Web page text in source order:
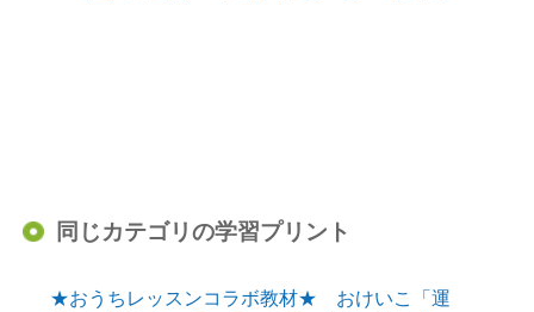
同じカテゴリの学習プリント
★おうちレッスンコラボ教材★ おけいこ「運